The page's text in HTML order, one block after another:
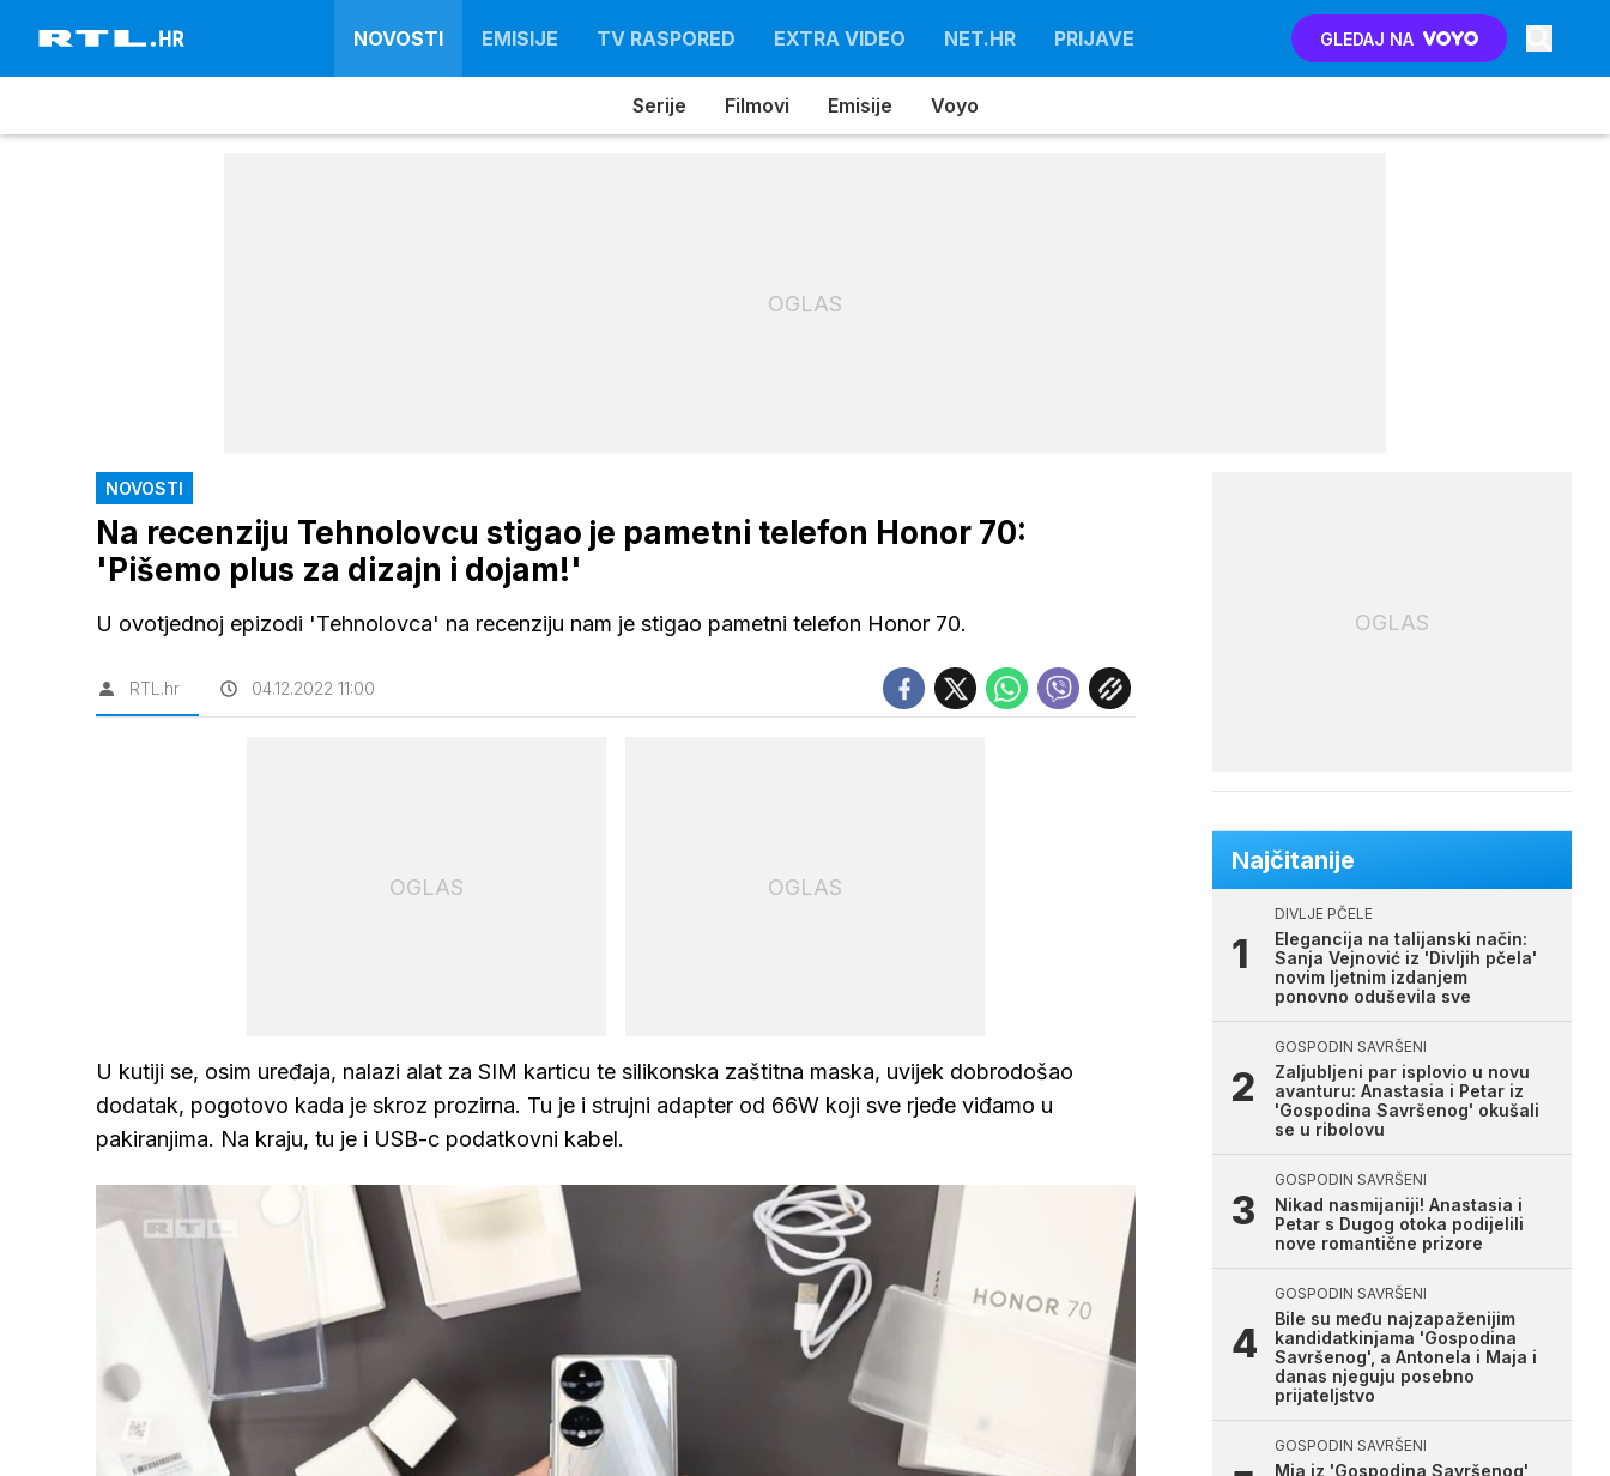
NOVOSTI EMISIJE TV RASPORED EXTRA VIDEO NET.HR PRIJAVE GLEDAJ NA
Serije Filmovi Emisije Voyo
OGLAS
NOVOSTI
Na recenziju Tehnolovcu stigao je pametni telefon Honor 70:
'Pišemo plus za dizajn i dojam!'
U ovotjednoj epizodi 'Tehnolovca' na recenziju nam je stigao pametni telefon Honor 70.
RTL.hr 04.12.2022 11:00
OGLAS OGLAS
U kutiji se, osim uređaja, nalazi alat za SIM karticu te silikonska zaštitna maska, uvijek dobrodošao
dodatak, pogotovo kada je skroz prozirna. Tu je i strujni adapter od 66W koji sve rjeđe viđamo u
pakiranjima. Na kraju, tu je i USB-c podatkovni kabel.
OGLAS
Najčitanije
DIVLJE PČELE
Elegancija na talijanski način:
Sanja Vejnović iz 'Divljih pčela'
novim ljetnim izdanjem
ponovno oduševila sve
GOSPODIN SAVRŠENI
Zaljubljeni par isplovio u novu
avanturu: Anastasia i Petar iz
'Gospodina Savršenog' okušali
se u ribolovu
GOSPODIN SAVRŠENI
Nikad nasmijaniji! Anastasia i
Petar s Dugog otoka podijelili
nove romantične prizore
GOSPODIN SAVRŠENI
Bile su među najzapaženijim
kandidatkinjama 'Gospodina
Savršenog', a Antonela i Maja i
danas njeguju posebno
prijateljstvo
GOSPODIN SAVRŠENI
Mia iz 'Gospodina Savršenog'